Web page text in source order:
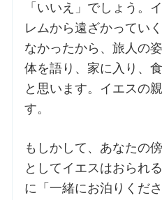
「いいえ」でしょう。
レムから遠ざかってい
なかったから、旅人の
体を語り、家に入り、
と思います。イエスの
す。
もしかして、あなたの
としてイエスはおられ
に「一緒にお泊りくだ